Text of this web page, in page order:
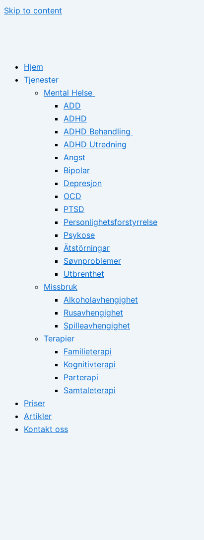
Skip to content
Hjem
Tjenester
Mental Helse
ADD
ADHD
ADHD Behandling
ADHD Utredning
Angst
Bipolar
Depresjon
OCD
PTSD
Personlighetsforstyrrelse
Psykose
Ätstörningar
Søvnproblemer
Utbrenthet
Missbruk
Alkoholavhengighet
Rusavhengighet
Spilleavhengighet
Terapier
Familieterapi
Kognitivterapi
Parterapi
Samtaleterapi
Priser
Artikler
Kontakt oss